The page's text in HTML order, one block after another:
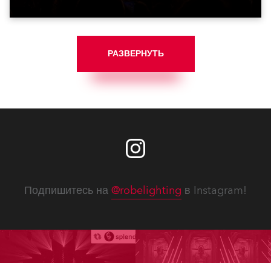
РАЗВЕРНУТЬ
Подпишитесь на @robelighting в Instagram!